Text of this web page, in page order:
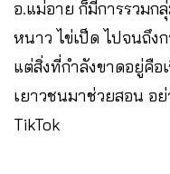
อ.แม่อาย ก็มีการรวมก
หนาว ไข่เป็ด ไปจนถึง
แต่สิ่งที่กำลังขาดอยู่คือ
เยาวชนมาช่วยสอน อ
TikTok